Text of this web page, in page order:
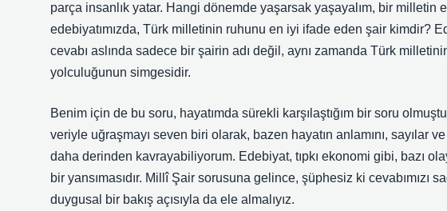
parça insanlık yatar. Hangi dönemde yaşarsak yaşayalım, bir milletin
edebiyatımızda, Türk milletinin ruhunu en iyi ifade eden şair kimdir?
cevabı aslında sadece bir şairin adı değil, aynı zamanda Türk
yolculuğunun simgesidir.
Benim için de bu soru, hayatımda sürekli karşılaştığım bir soru
veriyle uğraşmayı seven biri olarak, bazen hayatın anlamını, sayılar
daha derinden kavrayabiliyorum. Edebiyat, tıpkı ekonomi gibi, bazı
bir yansımasıdır. Millî Şair sorusuna gelince, şüphesiz ki cevabımızı
duygusal bir bakış açısıyla da ele almalıyız.